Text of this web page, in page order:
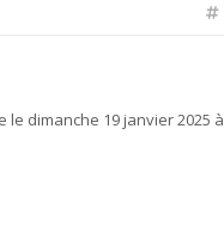
dimanche 19 janvier 2025 à